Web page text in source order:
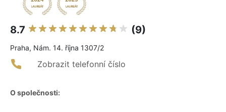
8.7 (9)
Praha, Nám. 14. října 1307/2
Zobrazit telefonní číslo
O společnosti: